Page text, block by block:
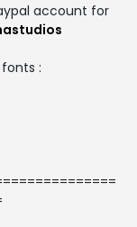
account for
: